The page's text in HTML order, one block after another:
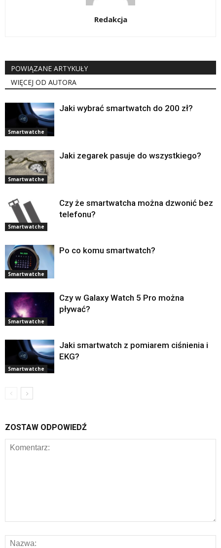
Redakcja
POWIĄZANE ARTYKUŁY
WIĘCEJ OD AUTORA
Smartwatche
Jaki wybrać smartwatch do 200 zł?
Smartwatche
Jaki zegarek pasuje do wszystkiego?
Smartwatche
Czy że smartwatcha można dzwonić bez
telefonu?
Smartwatche
Po co komu smartwatch?
Smartwatche
Czy w Galaxy Watch 5 Pro można
pływać?
Smartwatche
Jaki smartwatch z pomiarem ciśnienia i
EKG?
ZOSTAW ODPOWIEDŹ